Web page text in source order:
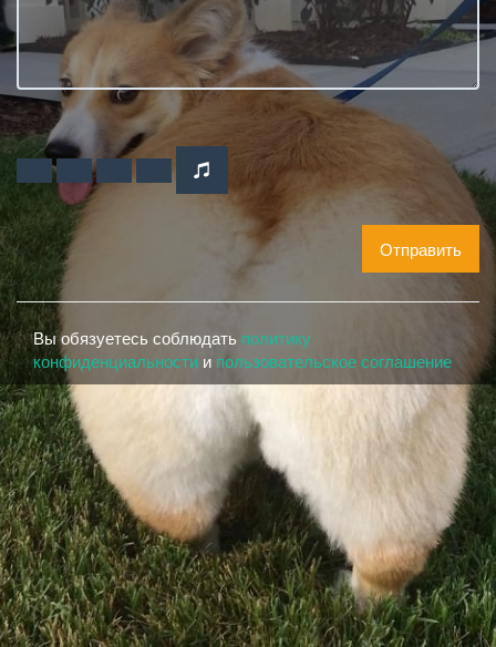
Отправить
Вы обязуетесь соблюдать политику
конфиденциальности и пользовательское соглашение